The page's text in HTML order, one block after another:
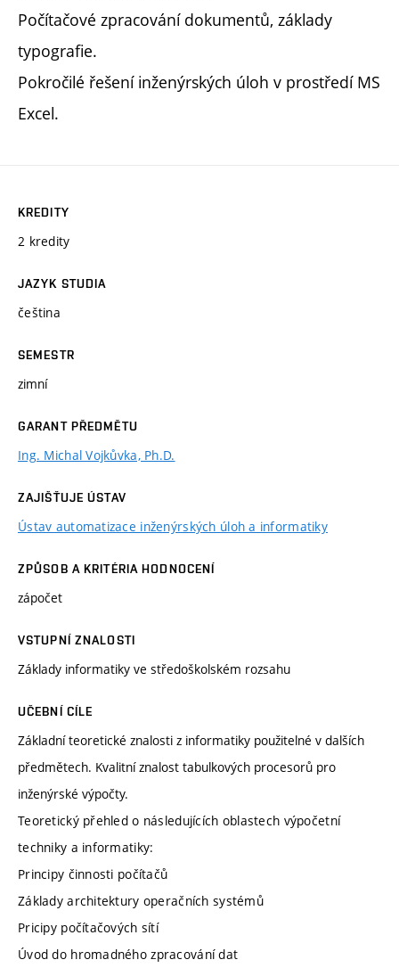
Počítačové zpracování dokumentů, základy
typografie.
Pokročilé řešení inženýrských úloh v prostředí MS
Excel.
KREDITY
2 kredity
JAZYK STUDIA
čeština
SEMESTR
zimní
GARANT PŘEDMĚTU
Ing. Michal Vojkůvka, Ph.D.
ZAJIŠŤUJE ÚSTAV
Ústav automatizace inženýrských úloh a informatiky
ZPŮSOB A KRITÉRIA HODNOCENÍ
zápočet
VSTUPNÍ ZNALOSTI
Základy informatiky ve středoškolském rozsahu
UČEBNÍ CÍLE
Základní teoretické znalosti z informatiky použitelné v dalších
předmětech. Kvalitní znalost tabulkových procesorů pro
inženýrské výpočty.
Teoretický přehled o následujících oblastech výpočetní
techniky a informatiky:
Principy činnosti počítačů
Základy architektury operačních systémů
Pricipy počítačových sítí
Úvod do hromadného zpracování dat